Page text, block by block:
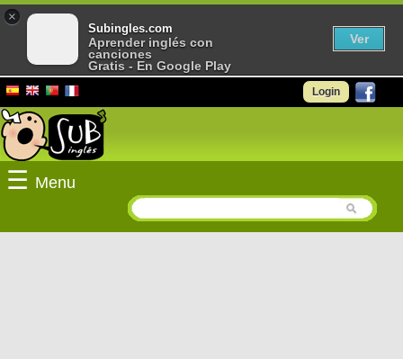
Login
☰ Menu
×
Subingles.com
Aprender inglés con
canciones
Gratis - En Google Play
Ver